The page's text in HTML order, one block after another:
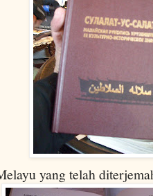
yang telah